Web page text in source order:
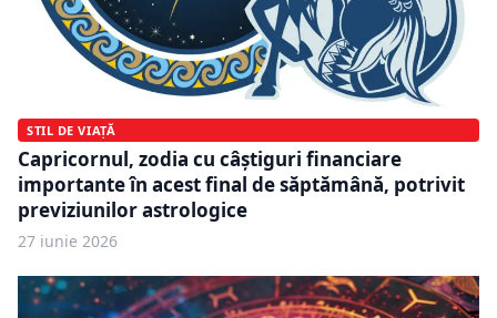
STIL DE VIAȚĂ
Capricornul, zodia cu câștiguri financiare
importante în acest final de săptămână, potrivit
previziunilor astrologice
27 iunie 2026